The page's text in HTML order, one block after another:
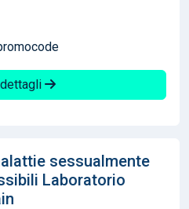
sessualmente
Laboratorio